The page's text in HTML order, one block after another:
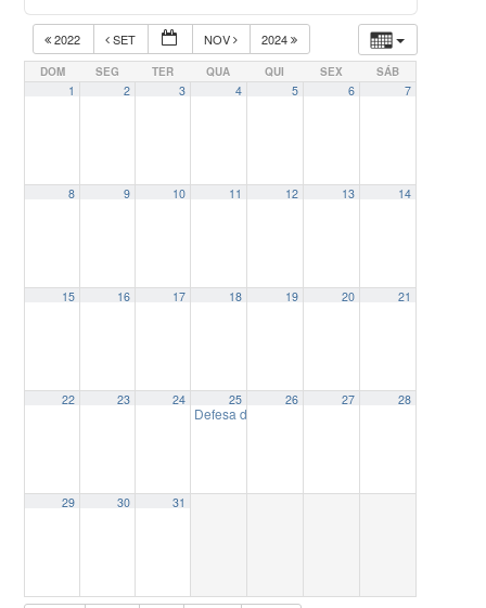
2022 SET NOV 2024
DOM SEG TER QUA QUI SEX SÁB
1 2 3 4 5 6 7
8 9 10 11 12 13 14
15 16 17 18 19 20 21
22 23 24 25
Defesa de mestrado: Fiscalizador e Leal
26 27 28
29 30 31